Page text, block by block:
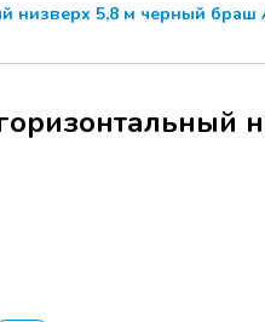
низверх 5,8 м черный браш